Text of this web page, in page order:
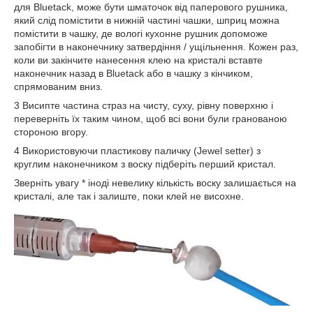
для Bluetack, може бути шматочок від паперового рушника,
який слід помістити в нижній частині чашки, шприц можна
помістити в чашку, де вологі кухонне рушник допоможе
запобігти в наконечнику затвердіння / ущільнення. Кожен раз,
коли ви закінчите нанесення клею на кристалі вставте
наконечник назад в Bluetack або в чашку з кінчиком,
спрямованим вниз.
3 Висипте частина страз на чисту, суху, рівну поверхню і
переверніть їх таким чином, щоб всі вони були гранованою
стороною вгору.
4 Використовуючи пластикову паличку (Jewel setter) з
круглим наконечником з воску підберіть перший кристал.
Зверніть увагу * іноді невелику кількість воску залишається на
кристалі, але так і залиште, поки клей не висохне.